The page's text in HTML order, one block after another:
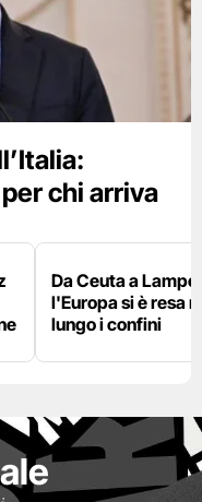
chi arriva
Da Ceuta a
l'Europa si è resa
lungo i confini